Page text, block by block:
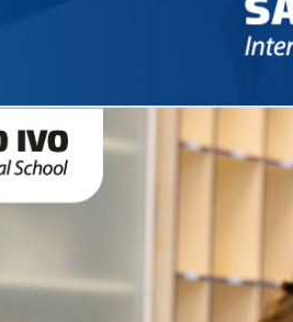
INFANTIL
todos os dias